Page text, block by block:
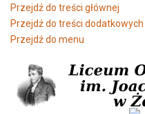
Przejdź do treści głównej
Przejdź do treści dodatkowych
Przejdź do menu